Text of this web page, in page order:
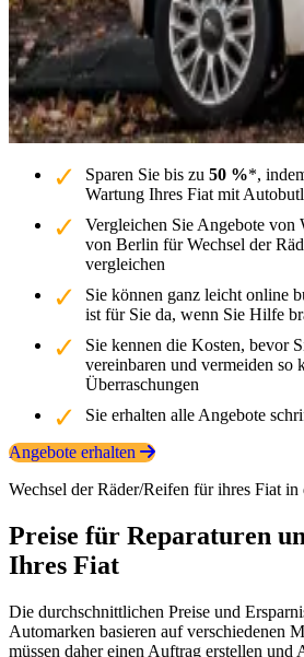
Sparen Sie bis zu 50 %*,
Wartung Ihres Fiat mit
Vergleichen Sie Angebote von
von Berlin für Wechsel der
vergleichen
Sie können ganz leicht online
ist für Sie da, wenn Sie Hilfe
Sie kennen die Kosten, bevor
vereinbaren und vermeiden so
Überraschungen
Sie erhalten alle Angebote
Angebote erhalten
Wechsel der Räder/Reifen für ihres Fiat
Preise für Reparaturen
Ihres Fiat
Die durchschnittlichen Preise und
Automarken basieren auf verschiedenen
müssen daher einen Auftrag erstellen und